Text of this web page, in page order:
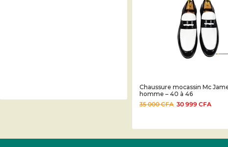
Chaussure mocassin Mc
homme – 40 à 46
35 000CFA 30 999 CFA